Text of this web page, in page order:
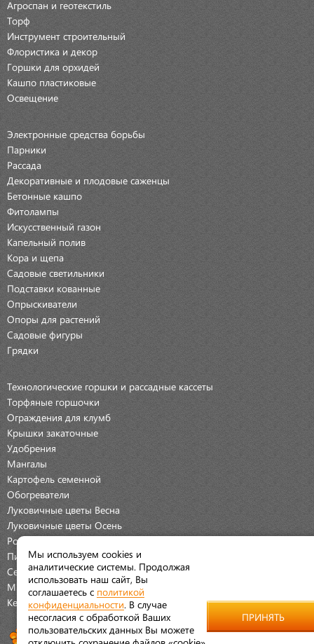
Агроспан и геотекстиль
Торф
Инструмент строительный
Флористика и декор
Горшки для орхидей
Кашпо пластиковые
Освещение
Электронные средства борьбы
Парники
Рассада
Декоративные и плодовые саженцы
Бетонные кашпо
Фитолампы
Искусственный газон
Капельный полив
Кора и щепа
Садовые светильники
Подставки кованные
Опрыскиватели
Опоры для растений
Садовые фигуры
Грядки
Технологические горшки и рассадные кассеты
Торфяные горшочки
Ограждения для клумб
Крышки закаточные
Удобрения
Мангалы
Картофель семенной
Обогреватели
Луковичные цветы Весна
Луковичные цветы Осень
Розы
Пионы
Семена Овощей
Мраморная крошка
Керамические наборы
Мы используем cookies и
аналитические системы. Продолжая
использовать наш сайт, Вы
соглашаетесь с политикой
конфиденциальности . В случае
несогласия с обработкой Ваших
пользовательских данных Вы можете
отключить сохранение файлов «cookie»
ПРИНЯТЬ